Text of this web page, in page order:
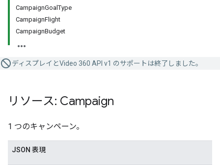
CampaignGoalType
CampaignFlight
CampaignBudget
ディスプレイとVideo 360 API v1 のサポートは終了しました。
リソース: Campaign
1 つのキャンペーン。
JSON 表現